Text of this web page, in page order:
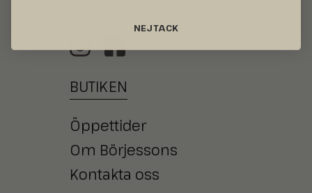
BUTIKEN
Öppettider
Om Börjessons
Kontakta oss
NEJ TACK